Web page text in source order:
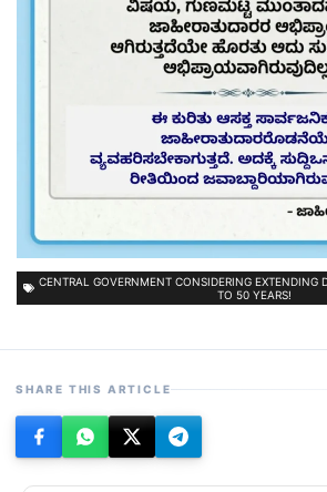
CENTRAL GOVERNMENT CONSIDERING EXTENDING
TO 50 YEARS!
SHARE THIS ARTICLE